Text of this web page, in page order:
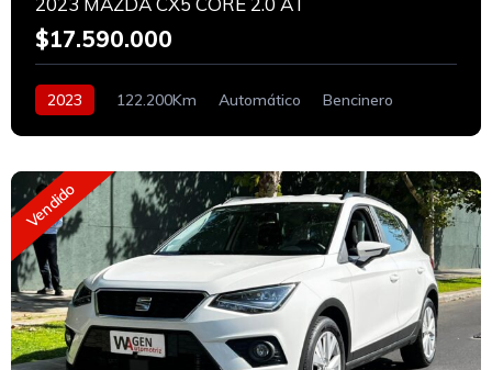
$17.590.000
2023 122.200Km Automático Bencinero
Vendido